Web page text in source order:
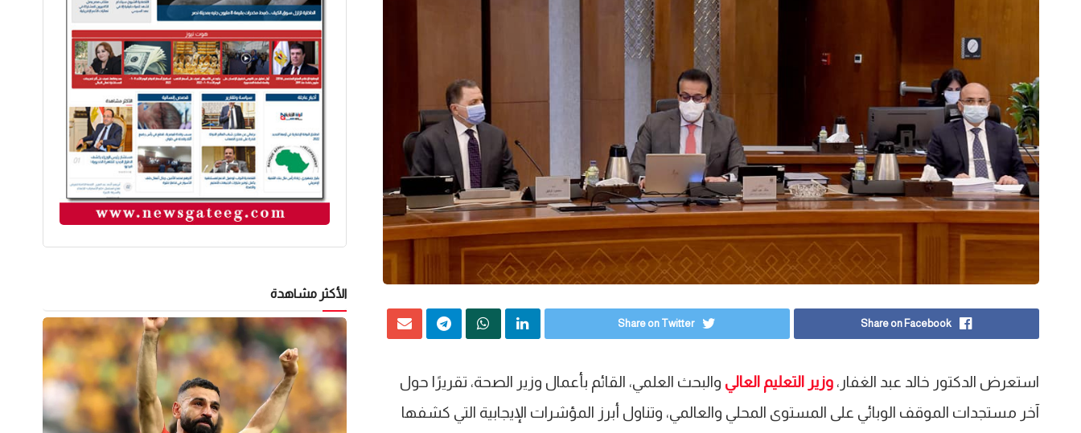
Share on Facebook
Share on Twitter
استعرض الدكتور خالد عبد الغفار،وزير التعليم العالي والبحث العلمي، القائم بأعمال وزير الصحة، تقريرًا حول
آخر مستجدات الموقف الوبائي على المستوى المحلي والعالمي، وتناول أبرز المؤشرات الإيجابية التي كشفها
الأكثر مشاهدة